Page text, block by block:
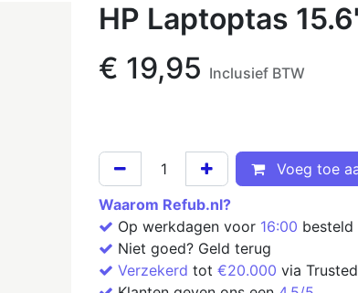
HP Laptoptas
€ 19,95 Inclusief BTW
Voeg toe
Waarom Refub.nl?
Op werkdagen voor 16:00 besteld
Niet goed? Geld terug
Verzekerd tot €20.000 via